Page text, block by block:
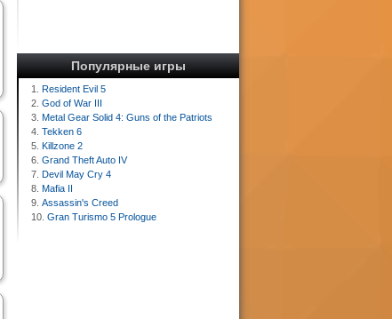
Популярные игры
1. Resident Evil 5
2. God of War III
3. Metal Gear Solid 4: Guns of the Patriots
4. Tekken 6
5. Killzone 2
6. Grand Theft Auto IV
7. Devil May Cry 4
8. Mafia II
9. Assassin's Creed
10. Gran Turismo 5 Prologue